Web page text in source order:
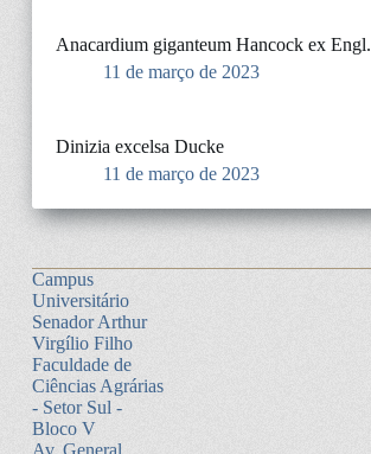
Anacardium giganteum Hancock ex Engl.
11 de março de 2023
Dinizia excelsa Ducke
11 de março de 2023
Campus
Universitário
Senador Arthur
Virgílio Filho
Faculdade de
Ciências Agrárias
- Setor Sul -
Bloco V
Av. General